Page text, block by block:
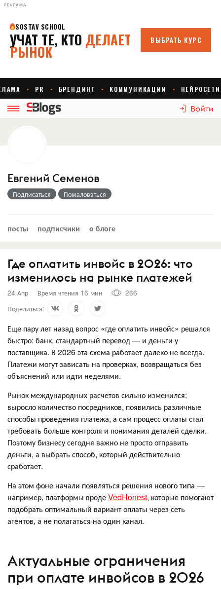
РЕКЛАМА
Войти
Евгений Семенов
Подписаться Пожаловаться
посты подписчики о блоге
Где оплатить инвойс в 2026: что
изменилось на рынке платежей
24 Апр Время чтения 16 мин
266
Поделиться:
Еще пару лет назад вопрос «где оплатить инвойс» решался
быстро: банк, стандартный перевод — и деньги у
поставщика. В 2026 эта схема работает далеко не всегда.
Платежи могут зависать на проверках, возвращаться без
объяснений или идти неделями.
Рынок международных расчетов сильно изменился:
выросло количество посредников, появились различные
способы проведения платежа, а сам процесс оплаты стал
требовать больше контроля и понимания деталей сделки.
Поэтому бизнесу сегодня важно не просто отправить
деньги, а выбрать способ, который действительно
сработает.
На этом фоне начали появляться решения нового типа —
например, платформы вродеVedHonest, которые помогают
подобрать оптимальный вариант оплаты через сеть
агентов, а не полагаться на один канал.
Актуальные ограничения
при оплате инвойсов в 2026